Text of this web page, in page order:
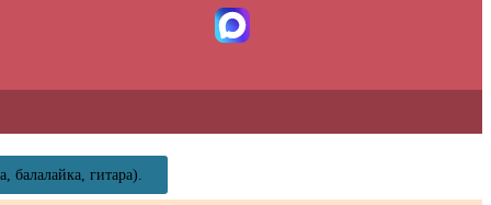
гитара).